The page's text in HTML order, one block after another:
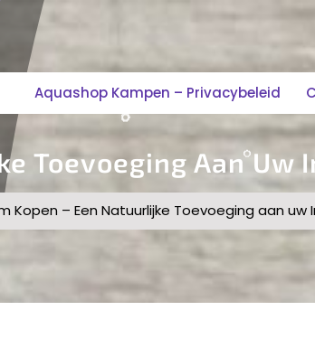
Aquashop Kampen – Privacybeleid
Toevoeging Aan Uw
Kopen – Een Natuurlijke Toevoeging aan uw